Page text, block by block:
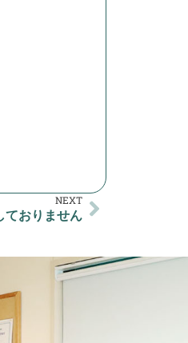
NEXT
ておりません